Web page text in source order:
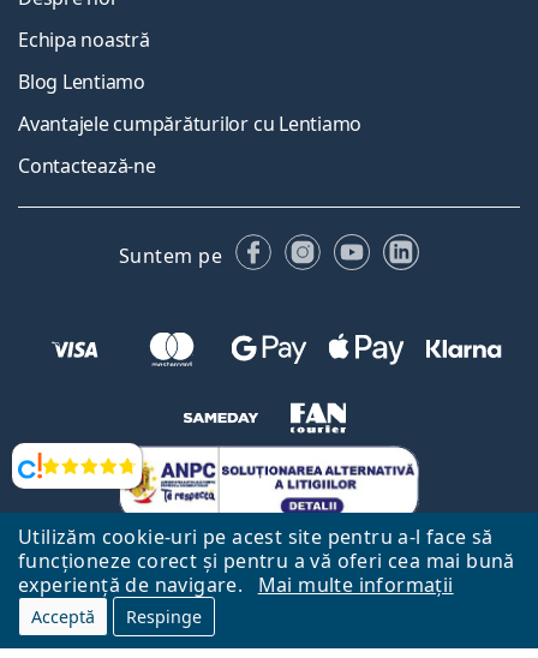
Utilizăm cookie-uri pe acest site pentru a-l face să
funcționeze corect și pentru a vă oferi cea mai bună
experiență de navigare.
Mai multe informații
Acceptă Respinge
Opinii
Echipa noastră
Blog Lentiamo
Avantajele cumpărăturilor cu Lentiamo
Contactează-ne
Suntem pe FacebookInstagram
YouTubeLinkedIn
Către Pagina Principală Mai sus